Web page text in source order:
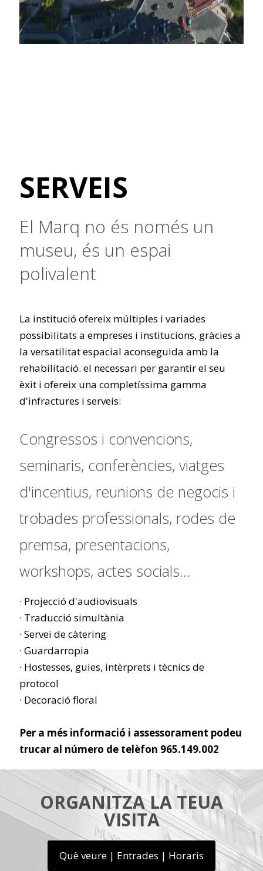
SERVEIS
El Marq no és només un
museu, és un espai
polivalent
La institució ofereix múltiples i variades
possibilitats a empreses i institucions, gràcies a
la versatilitat espacial aconseguida amb la
rehabilitació. el necessari per garantir el seu
èxit i ofereix una completíssima gamma
d'infractures i serveis:
Congressos i convencions,
seminaris, conferències, viatges
d'incentius, reunions de negocis i
trobades professionals, rodes de
premsa, presentacions,
workshops, actes socials...
· Projecció d'audiovisuals
· Traducció simultània
· Servei de càtering
· Guardarropia
· Hostesses, guies, intèrprets i tècnics de
protocol
· Decoració floral
Per a més informació i assessorament podeu
trucar al número de telèfon 965.149.002
ORGANITZA LA TEUA
VISITA
Què veure | Entrades | Horaris